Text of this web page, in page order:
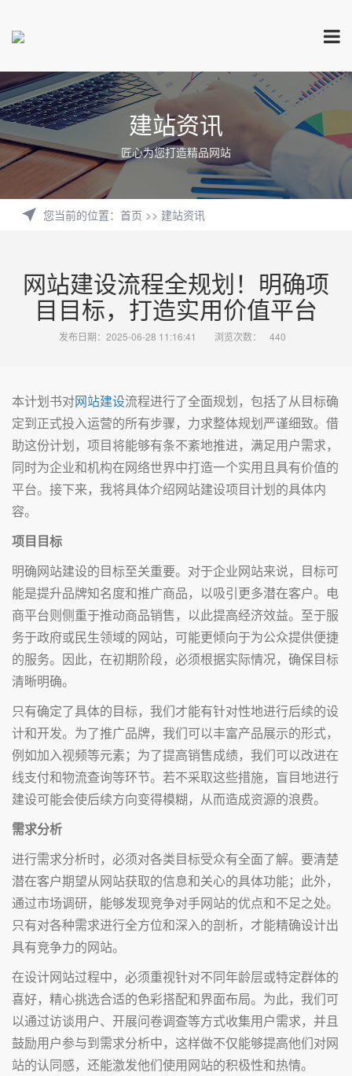
建站资讯
匠心为您打造精品网站
您当前的位置： 首页 >> 建站资讯
网站建设流程全规划！明确项
目目标，打造实用价值平台
发布日期：2025-06-28 11:16:41 浏览次数： 440
本计划书对网站建设流程进行了全面规划，包括了从目标确
定到正式投入运营的所有步骤，力求整体规划严谨细致。借
助这份计划，项目将能够有条不紊地推进，满足用户需求，
同时为企业和机构在网络世界中打造一个实用且具有价值的
平台。接下来，我将具体介绍网站建设项目计划的具体内
容。
项目目标
明确网站建设的目标至关重要。对于企业网站来说，目标可
能是提升品牌知名度和推广商品，以吸引更多潜在客户。电
商平台则侧重于推动商品销售，以此提高经济效益。至于服
务于政府或民生领域的网站，可能更倾向于为公众提供便捷
的服务。因此，在初期阶段，必须根据实际情况，确保目标
清晰明确。
只有确定了具体的目标，我们才能有针对性地进行后续的设
计和开发。为了推广品牌，我们可以丰富产品展示的形式，
例如加入视频等元素；为了提高销售成绩，我们可以改进在
线支付和物流查询等环节。若不采取这些措施，盲目地进行
建设可能会使后续方向变得模糊，从而造成资源的浪费。
需求分析
进行需求分析时，必须对各类目标受众有全面了解。要清楚
潜在客户期望从网站获取的信息和关心的具体功能；此外，
通过市场调研，能够发现竞争对手网站的优点和不足之处。
只有对各种需求进行全方位和深入的剖析，才能精确设计出
具有竞争力的网站。
在设计网站过程中，必须重视针对不同年龄层或特定群体的
喜好，精心挑选合适的色彩搭配和界面布局。为此，我们可
以通过访谈用户、开展问卷调查等方式收集用户需求，并且
鼓励用户参与到需求分析中，这样做不仅能够提高他们对网
站的认同感，还能激发他们使用网站的积极性和热情。